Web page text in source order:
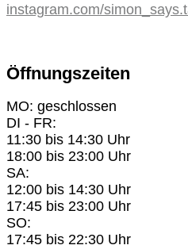
instagram.com/
Öffnungszeiten
MO: geschlossen
DI - FR:
11:30 bis 14:30 Uhr
18:00 bis 23:00 Uhr
SA:
12:00 bis 14:30 Uhr
17:45 bis 23:00 Uhr
SO:
17:45 bis 22:30 Uhr